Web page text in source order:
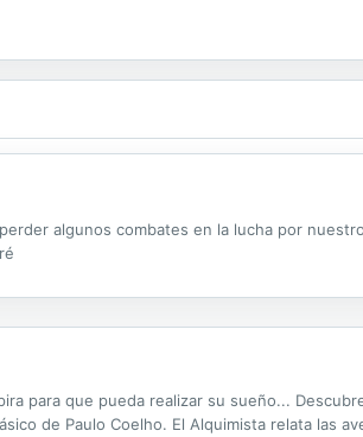
algunos combates en la lucha por
para que pueda realizar su sueño...
de Paulo Coelho. El Alquimista relata las